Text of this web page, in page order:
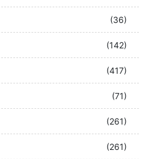
(36)
(142)
(417)
(71)
(261)
(261)